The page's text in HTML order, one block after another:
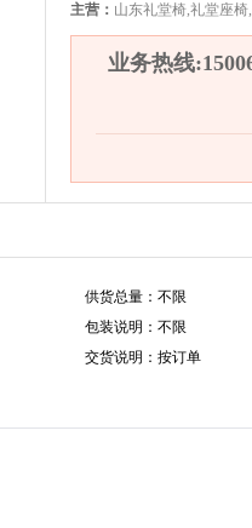
主营： 山东礼堂椅,礼堂座
业务热线
供货总量：不限
包装说明：不限
交货说明：按订单